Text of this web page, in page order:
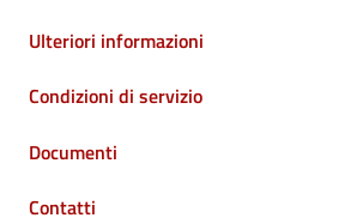
Ulteriori informazioni
Condizioni di servizio
Documenti
Contatti